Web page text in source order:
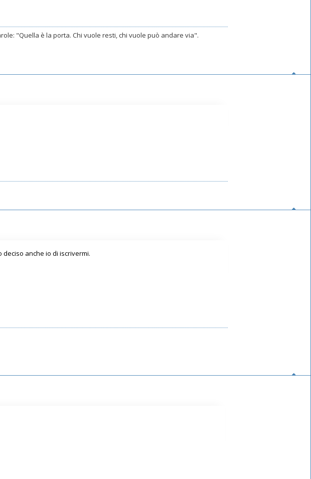
"Quella è la porta. Chi vuole resti, chi vuole può andare via".
anche io di iscrivermi.